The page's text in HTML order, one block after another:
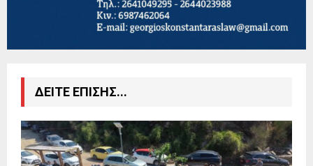
ΔΕΙΤΕ ΕΠΙΣΗΣ...